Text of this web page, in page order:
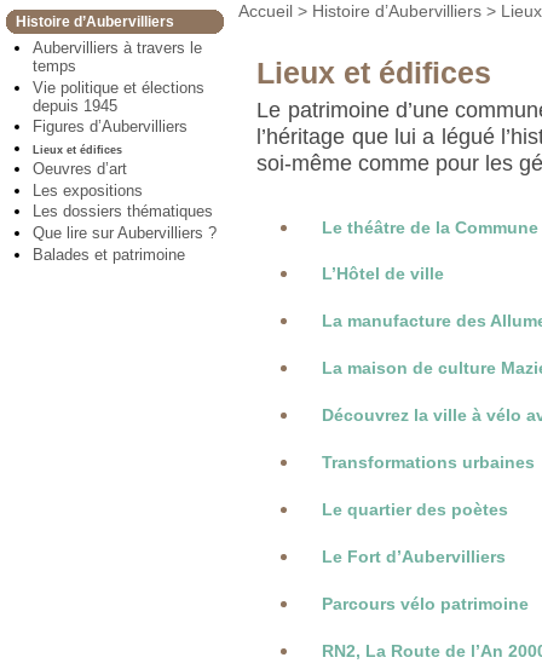
Histoire d’Aubervilliers
Aubervilliers à travers le
temps
Vie politique et élections
depuis 1945
Figures d’Aubervilliers
Lieux et édifices
Oeuvres d’art
Les expositions
Les dossiers thématiques
Que lire sur Aubervilliers ?
Balades et patrimoine
Accueil > Histoire d’Aubervilliers>
Lieux et édifices
Le patrimoine d’une
l’héritage que lui a légué
soi-même comme pour les
Le théâtre de la Commune
L’Hôtel de ville
La manufacture des
La maison de culture
Découvrez la ville à vélo
Transformations urbaines
Le quartier des poètes
Le Fort d’Aubervilliers
Parcours vélo patrimoine
RN2, La Route de l’An